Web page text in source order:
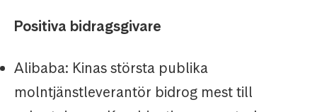
Positiva bidragsgivare
Alibaba: Kinas största publika
molntjänstleverantör bidrog mest till